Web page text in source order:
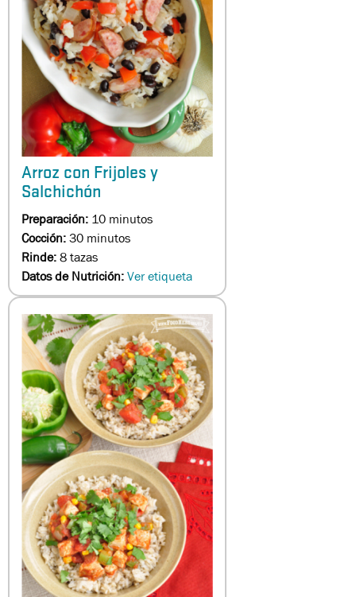
Arroz con Frijoles y
Salchichón
Preparación: 10 minutos
Cocción:30 minutos
Rinde:8 tazas
Datos de Nutrición:Ver etiqueta